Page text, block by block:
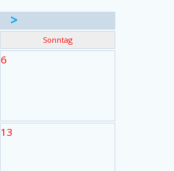
>
Sonntag
6
13